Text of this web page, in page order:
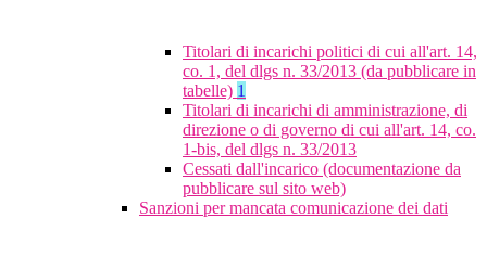
Titolari di incarichi politici di cui all'art. 14,
co. 1, del dlgs n. 33/2013 (da pubblicare in
tabelle) 1
Titolari di incarichi di amministrazione, di
direzione o di governo di cui all'art. 14, co.
1-bis, del dlgs n. 33/2013
Cessati dall'incarico (documentazione da
pubblicare sul sito web)
Sanzioni per mancata comunicazione dei dati